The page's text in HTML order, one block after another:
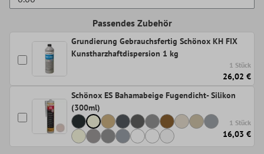
Passendes Zubehör
Grundierung Gebrauchsfertig Schönox KH FIX
Kunstharzhaftdispersion 1 kg
1 Stück
26,02 €
Schönox ES Bahamabeige Fugendicht- Silikon
(300ml)
1 Stück
16,03 €